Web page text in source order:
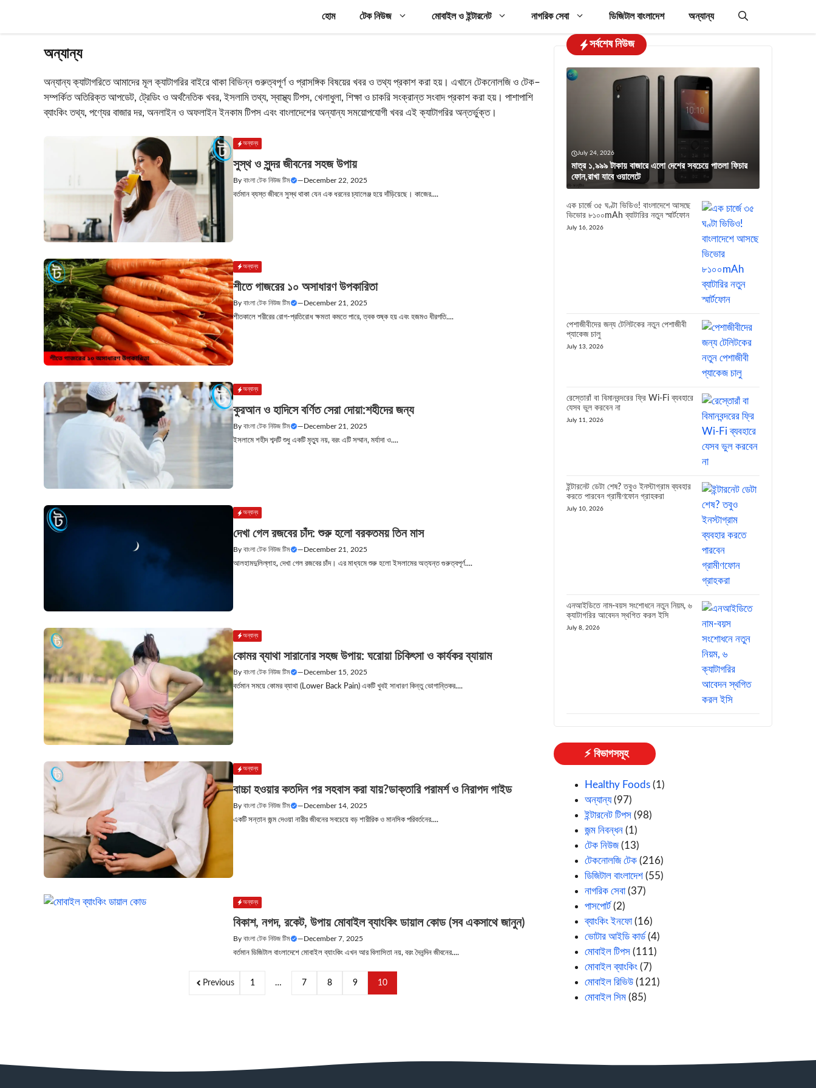
content
হোম টেক নিউজ মোবাইল ও ইন্টারনেট নাগরিক সেবা ডিজিটাল বাংলাদেশ অন্যান্য
অন্যান্য
অন্যান্য ক্যাটাগরিতে আমাদের মূল ক্যাটাগরির বাইরে থাকা বিভিন্ন গুরুত্বপূর্ণ ও প্রাসঙ্গিক বিষয়ের খবর ও তথ্য প্রকাশ করা হয়। এখানে টেকনোলজি ও টেক–
সম্পর্কিত অতিরিক্ত আপডেট, ট্রেডিং ও অর্থনৈতিক খবর, ইসলামি তথ্য, স্বাস্থ্য টিপস, খেলাধুলা, শিক্ষা ও চাকরি সংক্রান্ত সংবাদ প্রকাশ করা হয়। পাশাপাশি
ব্যাংকিং তথ্য, পণ্যের বাজার দর, অনলাইন ও অফলাইন ইনকাম টিপস এবং বাংলাদেশের অন্যান্য সময়োপযোগী খবর এই ক্যাটাগরির অন্তর্ভুক্ত।
অন্যান্য
সুস্থ ও সুন্দর জীবনের সহজ উপায়
Byবাংলা টেক নিউজ টিম —December 22, 2025
বর্তমান ব্যস্ত জীবনে সুস্থ থাকা যেন এক ধরনের চ্যালেঞ্জ হয়ে দাঁড়িয়েছে। কাজের....
অন্যান্য
শীতে গাজরের ১০ অসাধারণ উপকারিতা
Byবাংলা টেক নিউজ টিম — December 21, 2025
শীতকালে শরীরের রোগ-প্রতিরোধ ক্ষমতা কমতে পারে, ত্বক শুষ্ক হয় এবং হজমও ধীরগতি....
অন্যান্য
কুরআন ও হাদিসে বর্ণিত সেরা দোয়া:শহীদের জন্য
Byবাংলা টেক নিউজ টিম —December 21, 2025
ইসলামে শহীদ শব্দটি শুধু একটি মৃত্যু নয়, বরং এটি সম্মান, মর্যাদা ও....
অন্যান্য
দেখা গেল রজবের চাঁদ: শুরু হলো বরকতময় তিন মাস
Byবাংলা টেক নিউজ টিম —December 21, 2025
আলহামদুলিল্লাহ, দেখা গেল রজবের চাঁদ। এর মাধ্যমে শুরু হলো ইসলামের অত্যন্ত গুরুত্বপূর্ণ....
অন্যান্য
কোমর ব্যাথা সারানোর সহজ উপায়: ঘরোয়া চিকিৎসা ও কার্যকর ব্যায়াম
Byবাংলা টেক নিউজ টিম — December 15, 2025
বর্তমান সময়ে কোমর ব্যাথা (Lower Back Pain) একটি খুবই সাধারণ কিন্তু ভোগান্তিকর....
অন্যান্য
বাচ্চা হওয়ার কতদিন পর সহবাস করা যায়?ডাক্তারি পরামর্শ ও নিরাপদ গাইড
Byবাংলা টেক নিউজ টিম —December 14, 2025
একটি সন্তান জন্ম দেওয়া নারীর জীবনের সবচেয়ে বড় শারীরিক ও মানসিক পরিবর্তনের....
অন্যান্য
বিকাশ, নগদ, রকেট, উপায় মোবাইল ব্যাংকিং ডায়াল কোড (সব একসাথে জানুন)
Byবাংলা টেক নিউজ টিম —December 7, 2025
বর্তমান ডিজিটাল বাংলাদেশে মোবাইল ব্যাংকিং এখন আর বিলাসিতা নয়, বরং দৈনন্দিন জীবনের....
Previous 1 … 7 8 9 10
সর্বশেষ নিউজ
July 24, 2026
মাত্র ১,৯৯৯ টাকায় বাজারে এলো দেশের সবচেয়ে পাতলা ফিচার
ফোন,রাখা যাবে ওয়ালেটে
এক চার্জে ৩৫ ঘণ্টা ভিডিও! বাংলাদেশে আসছে
ভিভোর ৮১০০mAh ব্যাটারির নতুন স্মার্টফোন
July 16, 2026
পেশাজীবীদের জন্য টেলিটকের নতুন পেশাজীবী
প্যাকেজ চালু
July 13, 2026
রেস্তোরাঁ বা বিমানবন্দরের ফ্রি Wi-Fi ব্যবহারে
যেসব ভুল করবেন না
July 11, 2026
ইন্টারনেট ডেটা শেষ? তবুও ইনস্টাগ্রাম ব্যবহার
করতে পারবেন গ্রামীণফোন গ্রাহকরা
July 10, 2026
এনআইডিতে নাম-বয়স সংশোধনে নতুন নিয়ম, ৬
ক্যাটাগরির আবেদন স্থগিত করল ইসি
July 8, 2026
⚡ বিভাগসমূহ
Healthy Foods (1)
অন্যান্য(97)
ইন্টারনেট টিপস (98)
জন্ম নিবন্ধন (1)
টেক নিউজ(13)
টেকনোলজি টেক (216)
ডিজিটাল বাংলাদেশ (55)
নাগরিক সেবা(37)
পাসপোর্ট (2)
ব্যাংকিং ইনফো(16)
ভোটার আইডি কার্ড (4)
মোবাইল টিপস (111)
মোবাইল ব্যাংকিং (7)
মোবাইল রিভিউ (121)
মোবাইল সিম (85)